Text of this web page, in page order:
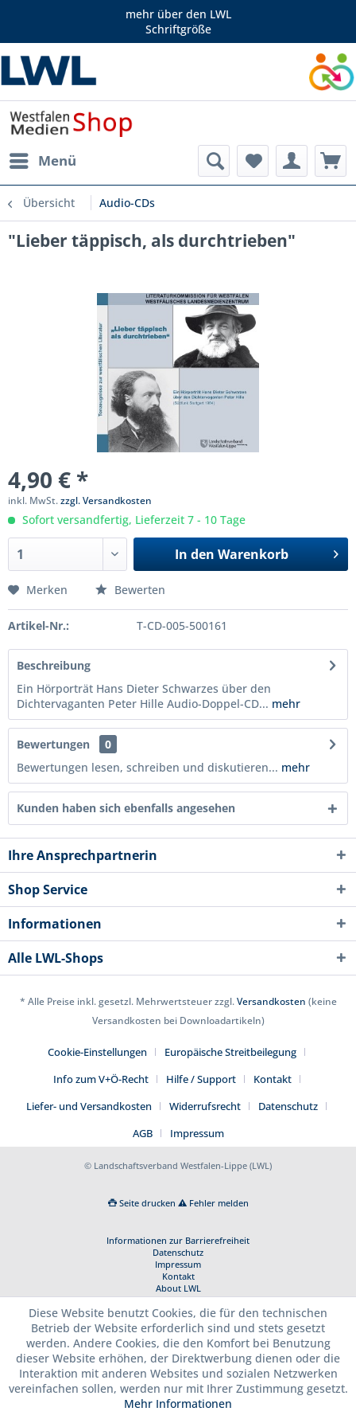
mehr über den LWL
Schriftgröße
Menü
Übersicht Audio-CDs
"Lieber täppisch, als durchtrieben"
4,90 € *
inkl. MwSt.zzgl. Versandkosten
Sofort versandfertig, Lieferzeit 7 - 10 Tage
In den Warenkorb
Merken Bewerten
Artikel-Nr.: T-CD-005-500161
Beschreibung
Ein Hörporträt Hans Dieter Schwarzes über den
Dichtervaganten Peter Hille Audio-Doppel-CD... mehr
Bewertungen
0
Bewertungen lesen, schreiben und diskutieren... mehr
Kunden haben sich ebenfalls angesehen
Ihre Ansprechpartnerin
Shop Service
Informationen
Alle LWL-Shops
* Alle Preise inkl. gesetzl. Mehrwertsteuer zzgl.Versandkosten (keine
Versandkosten bei Downloadartikeln)
Cookie-Einstellungen
Europäische Streitbeilegung
Info zum V+Ö-Recht
Hilfe / Support
Kontakt
Liefer- und Versandkosten
Widerrufsrecht
Datenschutz
AGB
Impressum
© Landschaftsverband Westfalen-Lippe (LWL)
Seite drucken Fehler melden
Informationen zur Barrierefreiheit
Datenschutz
Impressum
Kontakt
About LWL
Diese Website benutzt Cookies, die für den technischen
Betrieb der Website erforderlich sind und stets gesetzt
werden. Andere Cookies, die den Komfort bei Benutzung
dieser Website erhöhen, der Direktwerbung dienen oder die
Interaktion mit anderen Websites und sozialen Netzwerken
vereinfachen sollen, werden nur mit Ihrer Zustimmung gesetzt.
Mehr Informationen